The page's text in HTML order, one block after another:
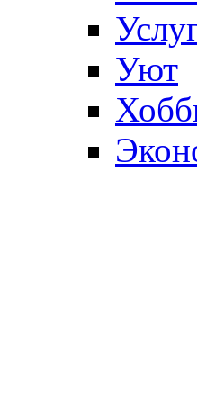
Уют